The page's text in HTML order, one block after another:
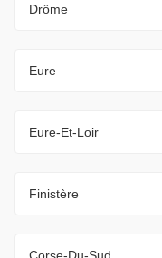
Drôme
Eure
Eure-Et-Loir
Finistère